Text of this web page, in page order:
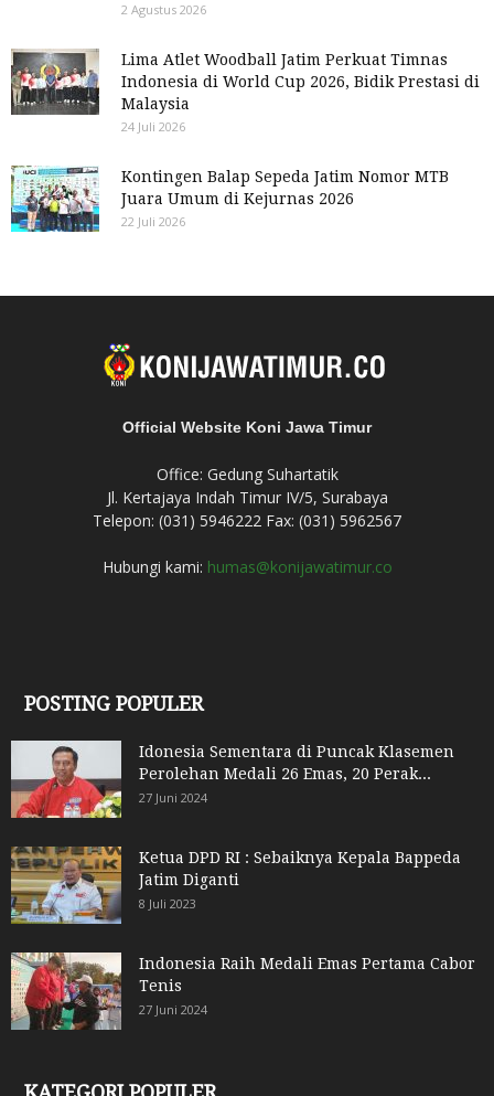
2 Agustus 2026
Lima Atlet Woodball Jatim Perkuat Timnas
Indonesia di World Cup 2026, Bidik Prestasi di
Malaysia
24 Juli 2026
Kontingen Balap Sepeda Jatim Nomor MTB
Juara Umum di Kejurnas 2026
22 Juli 2026
Official Website Koni Jawa Timur
Office: Gedung Suhartatik
Jl. Kertajaya Indah Timur IV/5, Surabaya
Telepon: (031) 5946222 Fax: (031) 5962567
Hubungi kami: humas@konijawatimur.co
POSTING POPULER
Idonesia Sementara di Puncak Klasemen
Perolehan Medali 26 Emas, 20 Perak...
27 Juni 2024
Ketua DPD RI : Sebaiknya Kepala Bappeda
Jatim Diganti
8 Juli 2023
Indonesia Raih Medali Emas Pertama Cabor
Tenis
27 Juni 2024